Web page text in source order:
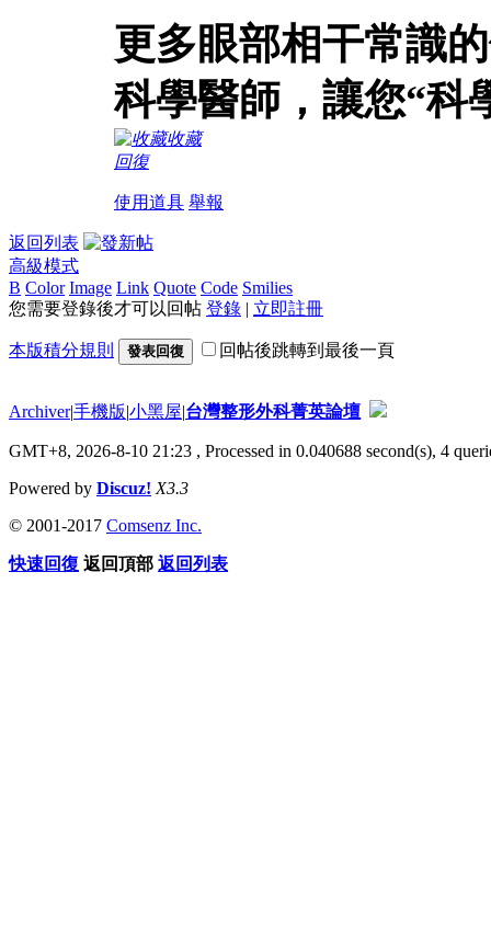
更多眼部相干常識
科學醫師，讓您“科
收藏
回復
使用道具 舉報
返回列表
高級模式
B Color Image Link Quote Code Smilies
您需要登錄後才可以回帖 登錄 | 立即註冊
本版積分規則 發表回復 回帖後跳轉到最後一頁
Archiver|手機版|小黑屋|台灣整形外科菁英論壇
GMT+8, 2026-8-10 21:23 , Processed in 0.040688 second(s), 4
Powered by Discuz! X3.3
© 2001-2017 Comsenz Inc.
快速回復 返回頂部 返回列表